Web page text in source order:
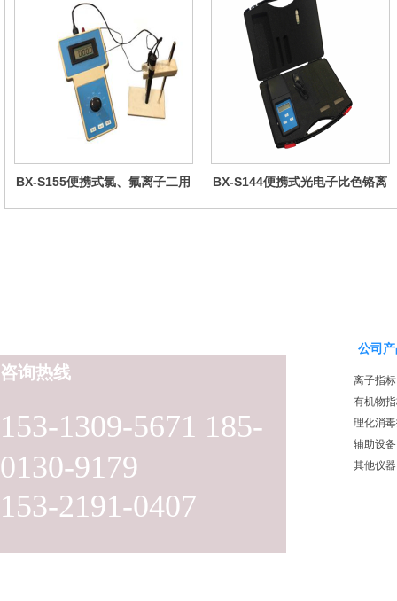
BX-S155便携式氯、氟离子二用
BX-S144便携式光电子比色铬离
153-1309-5671 185-
0130-9179
153-2191-0407
咨询热线
公司
离子指标
有机物
理化消
辅助设备
其他仪器